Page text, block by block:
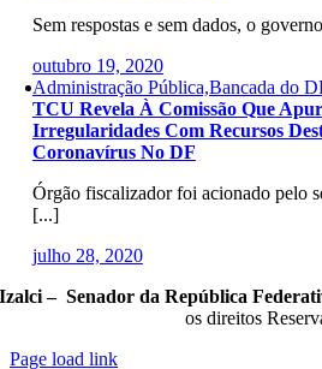
Sem respostas e sem dados, o
outubro 19, 2020
Administração Pública,Bancada do
TCU Revela À Comissão Que
Irregularidades Com Recursos
Coronavírus No DF
Órgão fiscalizador foi acionado pelo
[...]
julho 28, 2020
Izalci – Senador da República
os direitos
Page load link